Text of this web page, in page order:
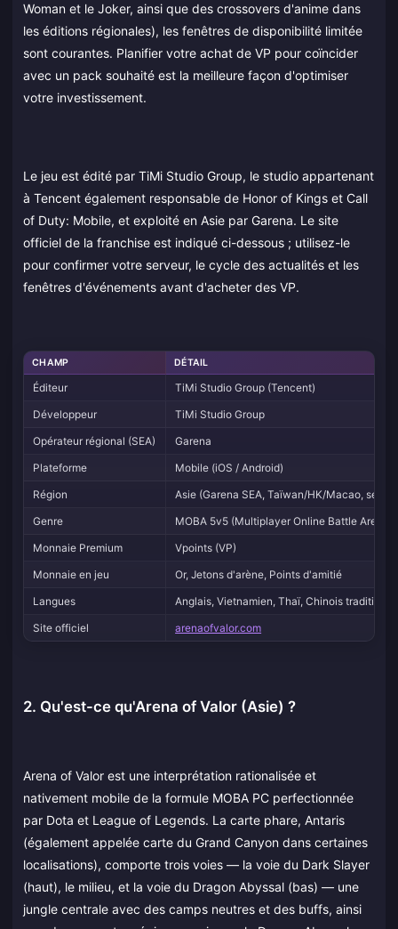
Woman et le Joker, ainsi que des crossovers d'anime dans
les éditions régionales), les fenêtres de disponibilité limitée
sont courantes. Planifier votre achat de VP pour coïncider
avec un pack souhaité est la meilleure façon d'optimiser
votre investissement.
Le jeu est édité par TiMi Studio Group, le studio appartenant
à Tencent également responsable de Honor of Kings et Call
of Duty: Mobile, et exploité en Asie par Garena. Le site
officiel de la franchise est indiqué ci-dessous ; utilisez-le
pour confirmer votre serveur, le cycle des actualités et les
fenêtres d'événements avant d'acheter des VP.
CHAMP DÉTAIL
Éditeur
TiMi Studio Group (Tencent)
Développeur
TiMi Studio Group
Opérateur régional (SEA)
Garena
Plateforme
Mobile (iOS / Android)
Région
Asie (Garena SEA, Taïwan/HK/Macao,
Genre
MOBA 5v5 (Multiplayer Online Battle Arena)
Monnaie Premium
Vpoints (VP)
Monnaie en jeu
Or, Jetons d'arène, Points d'amitié
Langues
Anglais, Vietnamien, Thaï, Chinois
Site officiel
arenaofvalor.com
2. Qu'est-ce qu'Arena of Valor (Asie) ?
Arena of Valor est une interprétation rationalisée et
nativement mobile de la formule MOBA PC perfectionnée
par Dota et League of Legends. La carte phare, Antaris
(également appelée carte du Grand Canyon dans certaines
localisations), comporte trois voies — la voie du Dark Slayer
(haut), le milieu, et la voie du Dragon Abyssal (bas) — une
jungle centrale avec des camps neutres et des buffs, ainsi